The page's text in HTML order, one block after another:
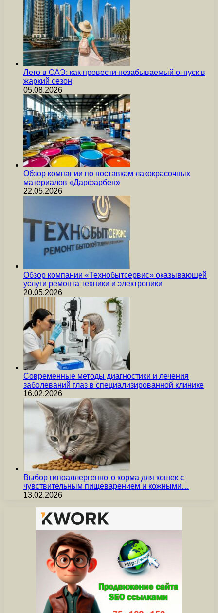
Лето в ОАЭ: как провести незабываемый отпуск в
жаркий сезон
05.08.2026
Обзор компании по поставкам лакокрасочных
материалов «Дарфарбен»
22.05.2026
Обзор компании «Технобытсервис» оказывающей
услуги ремонта техники и электроники
20.05.2026
Современные методы диагностики и лечения
заболеваний глаз в специализированной клинике
16.02.2026
Выбор гипоаллергенного корма для кошек с
чувствительным пищеварением и кожными…
13.02.2026